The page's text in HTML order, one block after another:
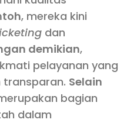
, mereka kini
dan
demikian,
pelayanan yang
transparan. Selain
bagian
dalam